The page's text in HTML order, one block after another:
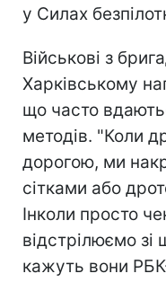
у Силах
Військові з
Харківському
що часто
методів. "Коли
дорогою, ми
сітками або
Інколи просто
відстрілюємо зі
кажуть вони